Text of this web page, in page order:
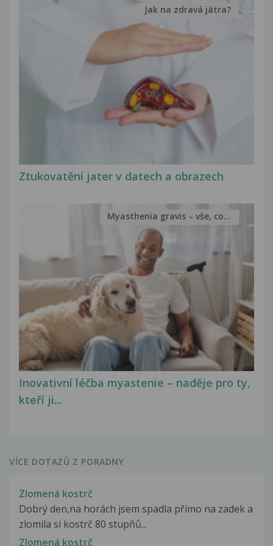
Ztukovatění jater v datech a obrazech
Jak na zdravá játra?
Inovativní léčba myastenie – naděje pro ty,
kteří ji...
Myasthenia gravis – vše, co...
VÍCE DOTAZŮ Z PORADNY
Zlomená kostrč
Dobrý den,na horách jsem spadla přímo na zadek a
zlomila si kostrč 80 stupňů...
Zlomená kostrč